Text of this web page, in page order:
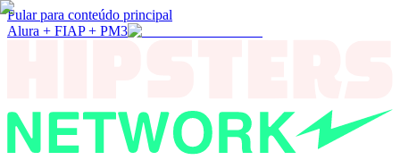
Pular para conteúdo principal
Alura + FIAP + PM3